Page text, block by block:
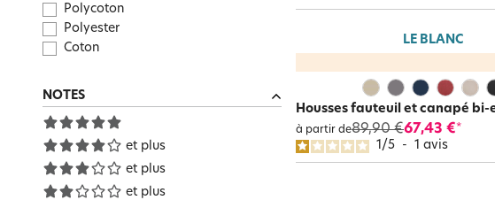
Polycoton
Polyester
Coton
NOTES
et plus
et plus
et plus
LE BLANC
Housses fauteuil et canapé bi-
à partir de89,90 €67,43 €*
1/5 - 1 avis